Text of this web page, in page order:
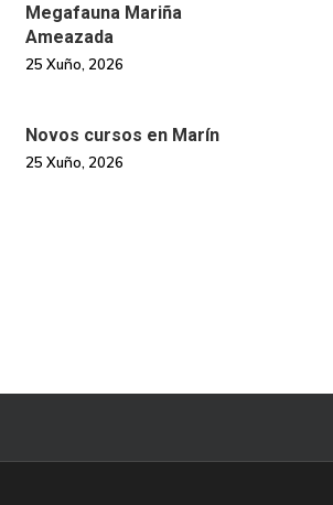
Megafauna Mariña
Ameazada
25 Xuño, 2026
Novos cursos en Marín
25 Xuño, 2026